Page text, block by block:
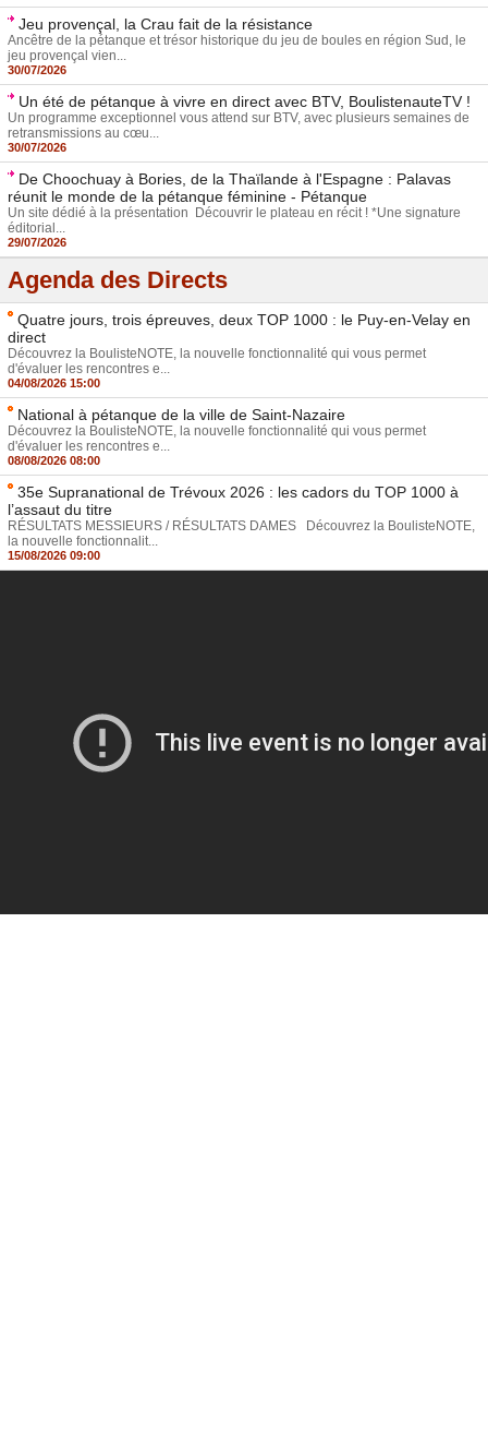
Jeu provençal, la Crau fait de la résistance
Ancêtre de la pétanque et trésor historique du jeu de boules en région Sud, le
jeu provençal vien...
30/07/2026
Un été de pétanque à vivre en direct avec BTV, BoulistenauteTV !
Un programme exceptionnel vous attend sur BTV, avec plusieurs semaines de
retransmissions au cœu...
30/07/2026
De Choochuay à Bories, de la Thaïlande à l'Espagne : Palavas
réunit le monde de la pétanque féminine - Pétanque
Un site dédié à la présentation Découvrir le plateau en récit ! *Une signature
éditorial...
29/07/2026
Agenda des Directs
Quatre jours, trois épreuves, deux TOP 1000 : le Puy-en-Velay en
direct
Découvrez la BoulisteNOTE, la nouvelle fonctionnalité qui vous permet
d'évaluer les rencontres e...
04/08/2026 15:00
National à pétanque de la ville de Saint-Nazaire
Découvrez la BoulisteNOTE, la nouvelle fonctionnalité qui vous permet
d'évaluer les rencontres e...
08/08/2026 08:00
35e Supranational de Trévoux 2026 : les cadors du TOP 1000 à
l’assaut du titre
RÉSULTATS MESSIEURS / RÉSULTATS DAMES Découvrez la BoulisteNOTE,
la nouvelle fonctionnalit...
15/08/2026 09:00